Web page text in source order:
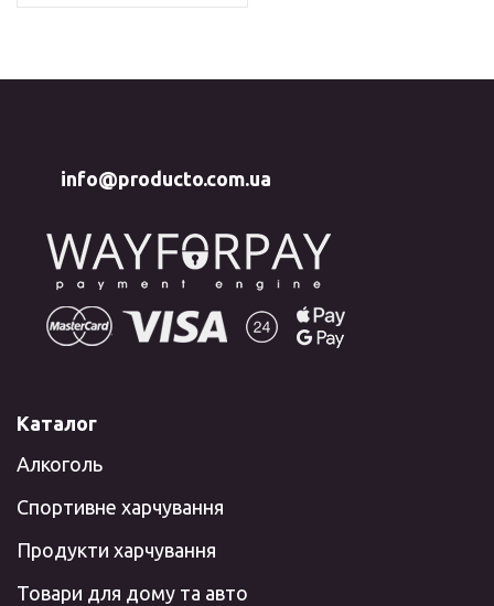
info@producto.com.ua
Каталог
Алкоголь
Спортивне харчування
Продукти харчування
Товари для дому та авто